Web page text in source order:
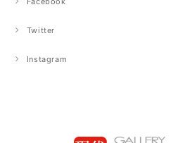
Twitter
Instagram